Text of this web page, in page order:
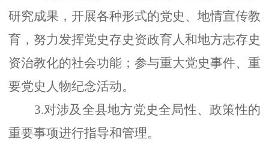
研究成果，开展各种形式的党史、地情宣传教
育，努力发挥党史存史资政育人和地方志存史
资治教化的社会功能；参与重大党史事件、重
要党史人物纪念活动。
3.对涉及全县地方党史全局性、政策性的
重要事项进行指导和管理。